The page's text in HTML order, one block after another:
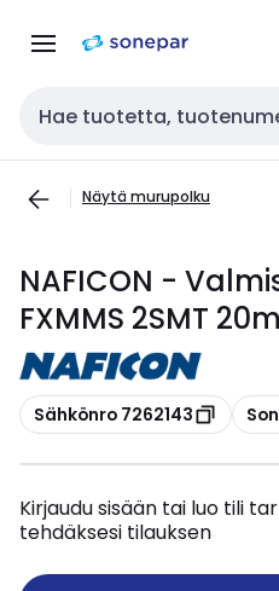
navigointiinsisältöön
Haku
Näytä murupolku
NAFICON -
FXMMS 2SMT 20m
Kopioi
Sähkönro 7262143
Kirjaudu sisään tai luo tili
tehdäksesi tilauksen